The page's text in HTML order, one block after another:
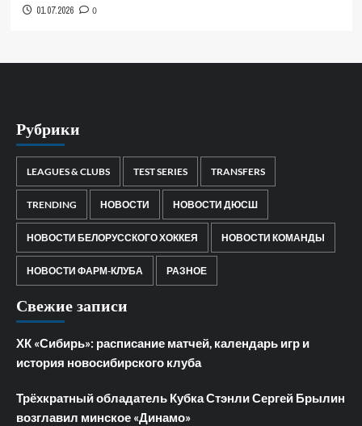
01.07.2026 0
Рубрики
LEAGUES & CLUBS TEST SERIES TRANSFERS
TRENDING НОВОСТИ НОВОСТИ ДЮСШ
НОВОСТИ БЕЛОРУССКОГО ХОККЕЯ НОВОСТИ КОМАНДЫ
НОВОСТИ ФАРМ-КЛУБА РАЗНОЕ
Свежие записи
ХК «Сибирь»: расписание матчей, календарь игр и
история новосибирского клуба
Трёхкратный обладатель Кубка Стэнли Сергей Брылин
возглавил минское «Динамо»